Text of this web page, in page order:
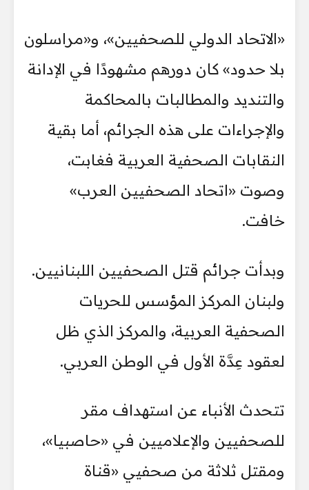
«الاتحاد الدولي للصحفيين»، و«مراسلون
بلا حدود» كان دورهم مشهودًا في الإدانة
والتنديد والمطالبات بالمحاكمة
والإجراءات على هذه الجرائم، أما بقية
النقابات الصحفية العربية فغابت،
وصوت «اتحاد الصحفيين العرب»
خافت.
وبدأت جرائم قتل الصحفيين اللبنانيين.
ولبنان المركز المؤسس للحريات
الصحفية العربية، والمركز الذي ظل
لعقود عِدَّة الأول في الوطن العربي.
تتحدث الأنباء عن استهداف مقر
للصحفيين والإعلاميين في «حاصبيا»،
ومقتل ثلاثة من صحفيي «قناة